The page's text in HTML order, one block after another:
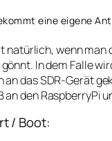
eine eigene
natürlich, wenn man
In dem Falle
an das SDR-Gerät
an den RaspberryPi
/ Boot: